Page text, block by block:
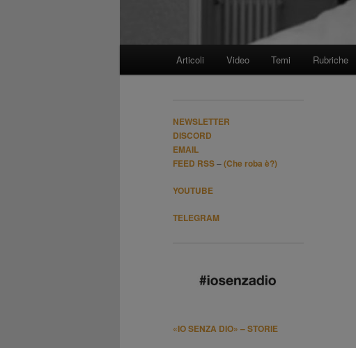
Vai
contenuto
principale
Articoli Video Temi Rubriche
NEWSLETTER
DISCORD
EMAIL
FEED RSS–(Che roba è?)
YOUTUBE
TELEGRAM
«IO SENZA DIO» – STORIE